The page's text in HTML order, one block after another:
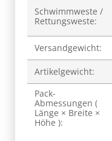
Schwimmweste /
Rettungsweste:
Versandgewicht:
Artikelgewicht:
Pack-
Abmessungen (
Länge × Breite ×
Höhe ):